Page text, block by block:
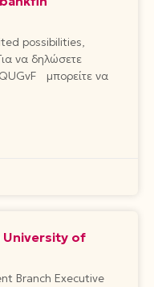
possibilities,
να δηλώσετε
μπορείτε να
University of
Branch Executive